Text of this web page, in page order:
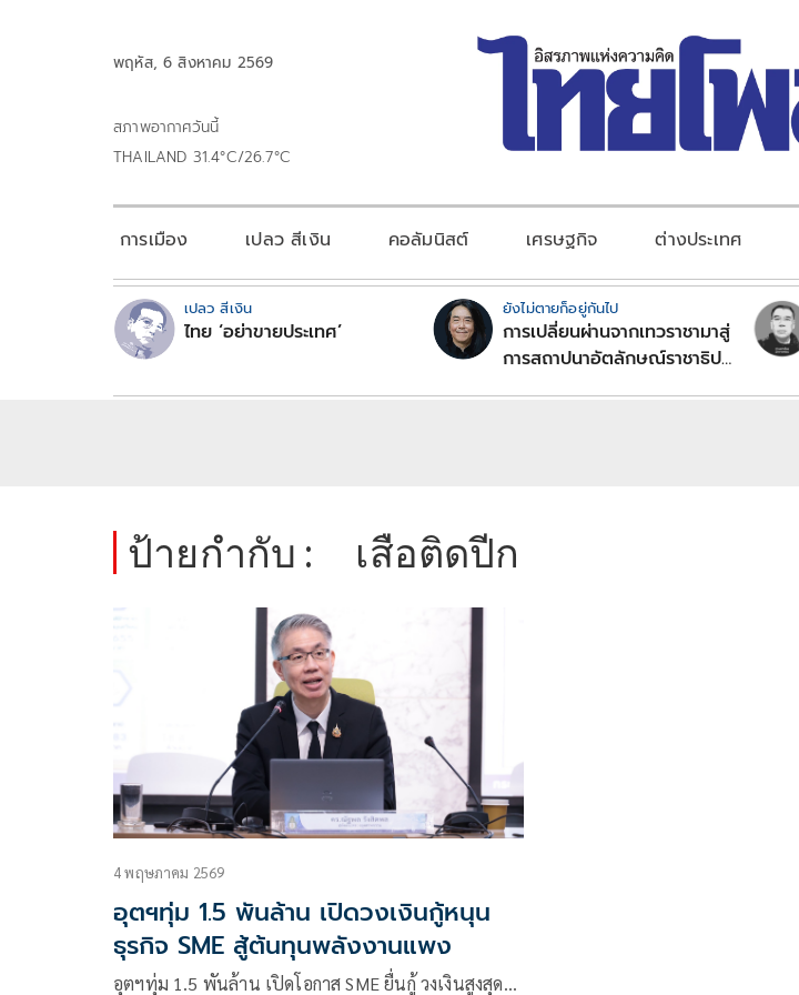
พฤหัส, 6 สิงหาคม 2569
สภาพอากาศวันนี้
THAILAND 31.4°C/26.7°C
การเมือง เปลว สีเงิน คอลัมนิสต์ เศรษฐกิจ ต่างประเทศ
เปลว สีเงิน
ไทย ‘อย่าขายประเทศ’
ยังไม่ตายก็อยู่กันไป
การเปลี่ยนผ่านจากเทวราชามาสู่
การสถาปนาอัตลักษณ์ราชาธิป
ป้ายกำกับ : เสือติดปีก
4 พฤษภาคม 2569
อุตฯทุ่ม 1.5 พันล้าน เปิดวงเงินกู้หนุน
ธุรกิจ SME สู้ต้นทุนพลังงานแพง
อุตฯทุ่ม 1.5 พันล้าน เปิดโอกาส SME ยื่นกู้ วงเงินสูงสุด…